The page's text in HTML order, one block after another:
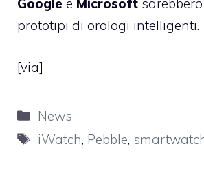
Google e Microsoft
prototipi di orologi intelligenti.
[via]
Categorie
News
Tag
iWatch, Pebble,